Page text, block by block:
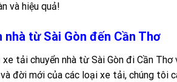
và hiệu quả!
nhà từ Sài Gòn đến Cần Thơ
tải chuyển nhà từ Sài Gòn đi Cần
đời mới của các loại xe tải, chúng tôi